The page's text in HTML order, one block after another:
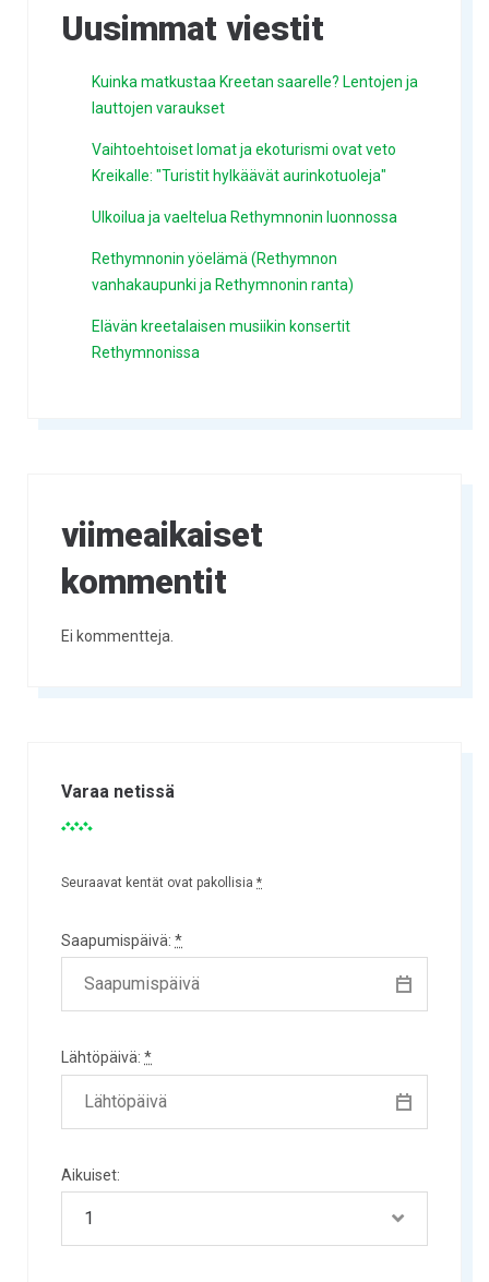
Uusimmat viestit
Kuinka matkustaa Kreetan saarelle? Lentojen ja
lauttojen varaukset
Vaihtoehtoiset lomat ja ekoturismi ovat veto
Kreikalle: "Turistit hylkäävät aurinkotuoleja"
Ulkoilua ja vaeltelua Rethymnonin luonnossa
Rethymnonin yöelämä (Rethymnon
vanhakaupunki ja Rethymnonin ranta)
Elävän kreetalaisen musiikin konsertit
Rethymnonissa
viimeaikaiset
kommentit
Ei kommentteja.
Varaa netissä
Seuraavat kentät ovat pakollisia *
Saapumispäivä: *
Lähtöpäivä: *
Aikuiset: